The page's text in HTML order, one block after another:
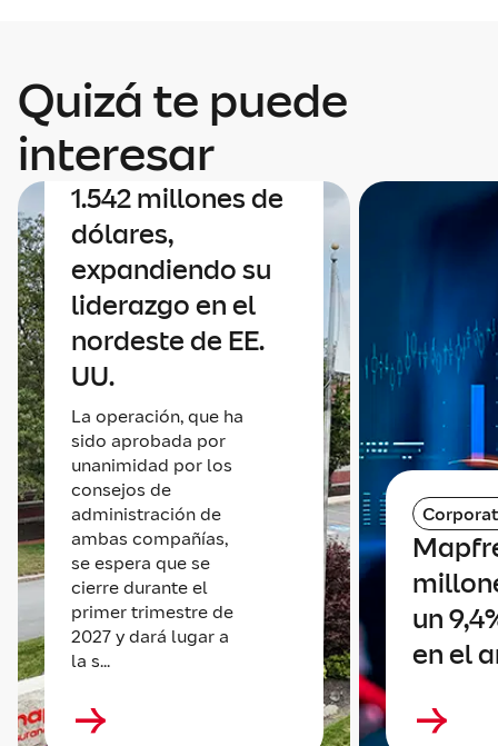
Quizá te puede
interesar
un acuerdo para
adquirir Safety
Insurance por
1.542 millones de
dólares,
expandiendo su
liderazgo en el
nordeste de EE.
UU.
La operación, que ha
sido aprobada por
unanimidad por los
consejos de
administración de
ambas compañías,
se espera que se
cierre durante el
primer trimestre de
2027 y dará lugar a
la s...
un
en el